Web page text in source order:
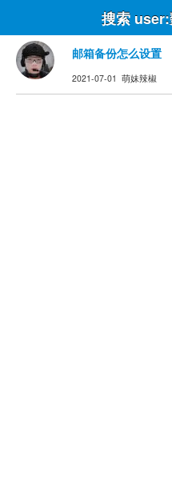
搜索 user:
邮箱备份怎么设置
2021-07-01 萌妹辣椒